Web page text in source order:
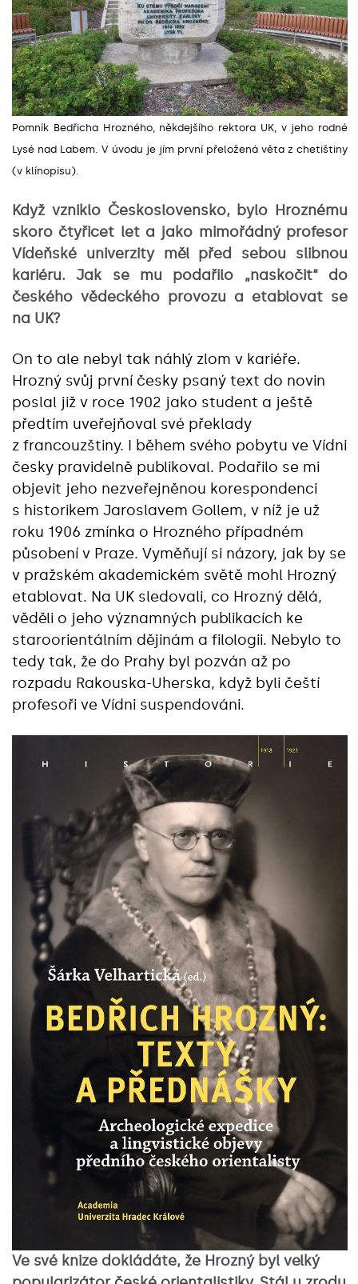
Pomník Bedřicha Hrozného, někdejšího rektora UK, v jeho rodné
Lysé nad Labem. V úvodu je jím první přeložená věta z chetištiny
(v klínopisu).
Když vzniklo Československo, bylo Hroznému
skoro čtyřicet let a jako mimořádný profesor
Vídeňské univerzity měl před sebou slibnou
kariéru. Jak se mu podařilo „naskočit“ do
českého vědeckého provozu a etablovat se
na UK?
On to ale nebyl tak náhlý zlom v kariéře.
Hrozný svůj první česky psaný text do novin
poslal již v roce 1902 jako student a ještě
předtím uveřejňoval své překlady
z francouzštiny. I během svého pobytu ve Vídni
česky pravidelně publikoval. Podařilo se mi
objevit jeho nezveřejněnou korespondenci
s historikem Jaroslavem Gollem, v níž je už
roku 1906 zmínka o Hrozného případném
působení v Praze. Vyměňují si názory, jak by se
v pražském akademickém světě mohl Hrozný
etablovat. Na UK sledovali, co Hrozný dělá,
věděli o jeho významných publikacích ke
staroorientálním dějinám a filologii. Nebylo to
tedy tak, že do Prahy byl pozván až po
rozpadu Rakouska-Uherska, když byli čeští
profesoři ve Vídni suspendováni.
Ve své knize dokládáte, že Hrozný byl velký